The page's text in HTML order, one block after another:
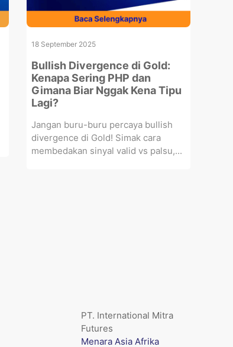
18 September 2025
Bullish Divergence di Gold:
Kenapa Sering PHP dan
Gimana Biar Nggak Kena Tipu
Lagi?
Jangan buru-buru percaya bullish
divergence di Gold! Simak cara
membedakan sinyal valid vs palsu,...
PT. International Mitra
Futures
Menara Asia Afrika